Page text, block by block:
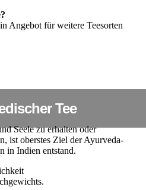
Angebot für weitere Teesorten
Tee
Seele zu erhalten oder
ist oberstes Ziel der Ayurveda-
in Indien entstand.